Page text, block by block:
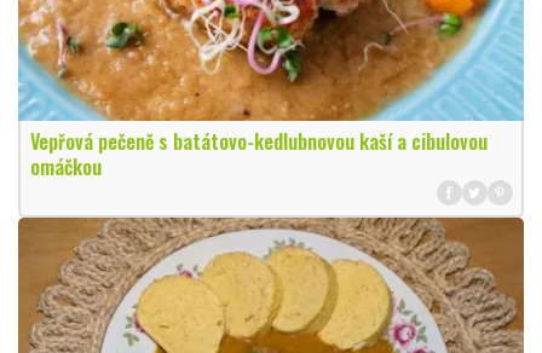
Vepřová pečeně s batátovo-kedlubnovou kaší a cibulovou
omáčkou